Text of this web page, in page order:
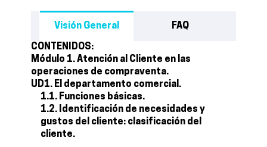
Visión General FAQ
CONTENIDOS:
Módulo 1. Atención al Cliente en las
operaciones de compraventa.
UD1. El departamento comercial.
1.1. Funciones básicas.
1.2. Identificación de necesidades y
gustos del cliente: clasificación del
cliente.